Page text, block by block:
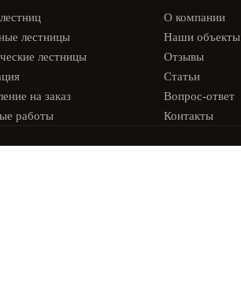
лестницы
лестницы
на заказ
работы
О компании
Наши объекты
Отзывы
Статьи
Вопрос-ответ
Контакты